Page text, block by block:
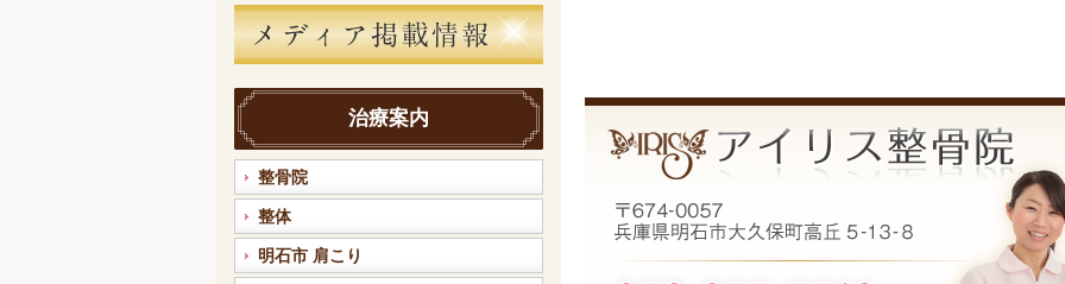
治療案内
整骨院
整体
明石市 肩こり